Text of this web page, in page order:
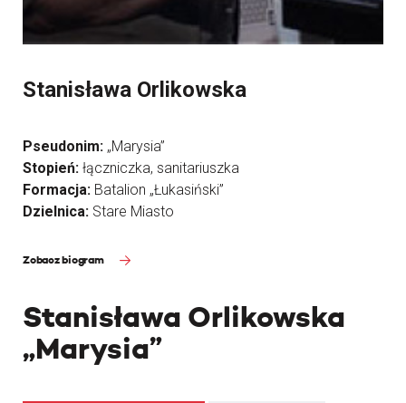
Stanisława Orlikowska
„Marysia”
Stanisława Orlikowska
Pseudonim: „Marysia”
Stopień: łączniczka, sanitariuszka
Formacja: Batalion „Łukasiński”
Dzielnica: Stare Miasto
Zobacz biogram